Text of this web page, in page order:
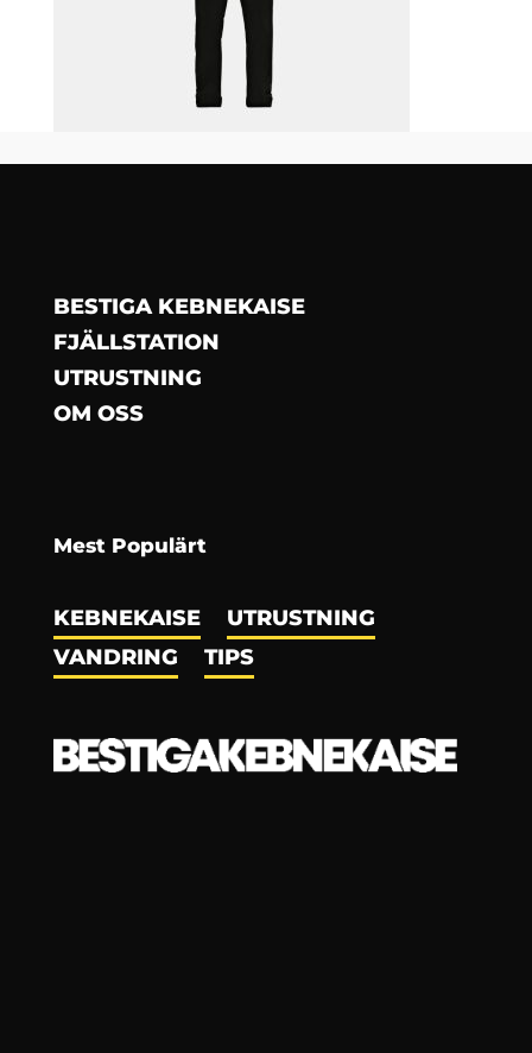
BESTIGA KEBNEKAISE
FJÄLLSTATION
UTRUSTNING
OM OSS
Mest Populärt
KEBNEKAISE
UTRUSTNING
VANDRING
TIPS